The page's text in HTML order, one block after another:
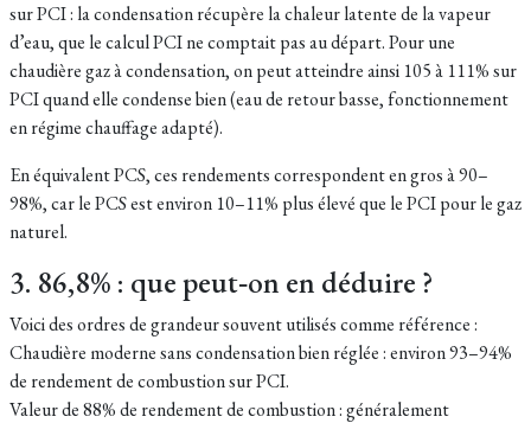
sur PCI : la condensation récupère la chaleur latente de la vapeur
d’eau, que le calcul PCI ne comptait pas au départ. Pour une
chaudière gaz à condensation, on peut atteindre ainsi 105 à 111% sur
PCI quand elle condense bien (eau de retour basse, fonctionnement
en régime chauffage adapté).
En équivalent PCS, ces rendements correspondent en gros à 90–
98%, car le PCS est environ 10–11% plus élevé que le PCI pour le gaz
naturel.
3. 86,8% : que peut‑on en déduire ?
Voici des ordres de grandeur souvent utilisés comme référence :
Chaudière moderne sans condensation bien réglée : environ 93–94%
de rendement de combustion sur PCI.
Valeur de 88% de rendement de combustion : généralement